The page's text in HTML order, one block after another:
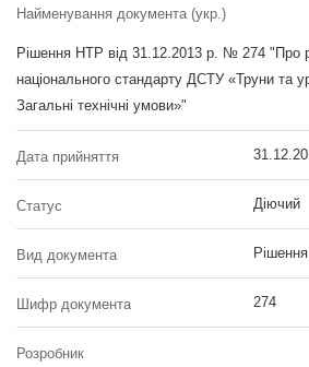
Найменування документа (укр.)
Рішення НТР від 31.12.2013 р. № 274 "Про
національного стандарту ДСТУ «Труни та
Загальні технічні умови»"
Дата прийняття
Статус Діючий
Вид документа Рішення
Шифр документа 274
Розробник